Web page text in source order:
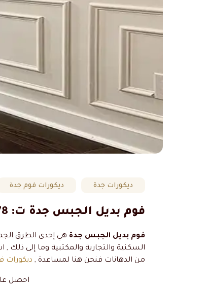
ديكورات جدة ديكورات فوم جدة
فوم بديل الجبس جدة ت: 0506737678 ديكورات فوم خارجية – معلم تركيب فوم – براويز الفوم في جدة
فوم بديل الجبس جدة هي إحدى الطرق
السكنية والتجارية والمكتبية وما إلى
من الدهانات فنحن هنا لمساعدة , ديكورات
احصل